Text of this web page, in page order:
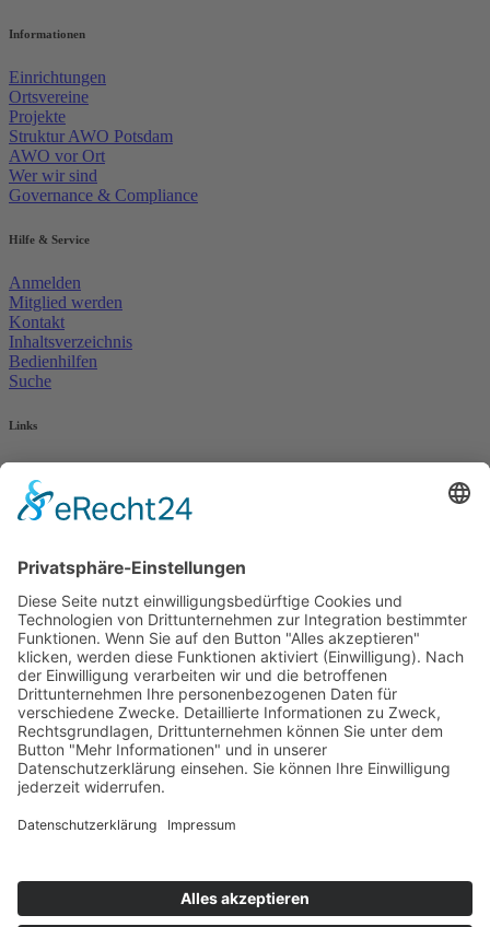
Informationen
Einrichtungen
Ortsvereine
Projekte
Struktur AWO Potsdam
AWO vor Ort
Wer wir sind
Governance & Compliance
Hilfe & Service
Anmelden
Mitglied werden
Kontakt
Inhaltsverzeichnis
Bedienhilfen
Suche
Links
AWO Jobportal
AWO Ehrenamt Portal
AWO Schulgesundheitsfachkräfte
AWO Pflegeberatung
AWO Kulturhaus Babelsberg
Arbeit mit Behinderung
AWO Büro Kindermut
Kulturland Brandenburg
AWO Selbsthilfe
AWO eLearning
Kultur für JEDEN
AWO 1plus9
Dachverband Freie Suchtselbsthilfe
© 1990 - 2026 Arbeiterwohlfahrt Bezirksverband Potsdam e. V.
Impressum|Datenschutz|Barrierefreiheitserklärung